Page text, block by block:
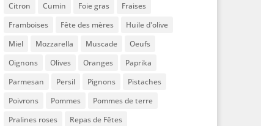
Citron
Cumin Foie gras
Fraises
Framboises
Fête des mères
Huile d'olive
Miel
Mozzarella Muscade
Oeufs
Oignons
Olives Oranges
Paprika
Parmesan
Persil Pignons
Pistaches
Poivrons
Pommes
Pommes de terre
Pralines roses
Repas de Fêtes